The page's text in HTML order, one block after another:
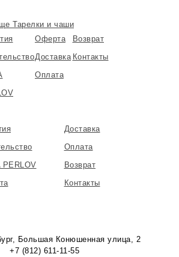
Тарелки и чаши
Оферта
Доставка
Оплата
Возврат
Контакты
PERLOV
Доставка
Оплата
Возврат
Контакты
Большая Конюшенная улица, 2
+7 (812) 611-11-55